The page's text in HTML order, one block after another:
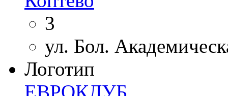
3
ул. Бол.
Логотип
ЕВРОКЛУБ